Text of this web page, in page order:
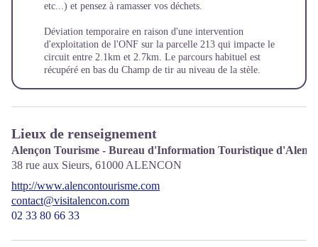
etc...) et pensez à ramasser vos déchets.
Déviation temporaire en raison d'une intervention
d'exploitation de l'ONF sur la parcelle 213 qui impacte le
circuit entre 2.1km et 2.7km. Le parcours habituel est
récupéré en bas du Champ de tir au niveau de la stèle.
Lieux de renseignement
Alençon Tourisme - Bureau d'Information Touristique
38 rue aux Sieurs, 61000 ALENCON
http://www.alencontourisme.com
contact@visitalencon.com
02 33 80 66 33